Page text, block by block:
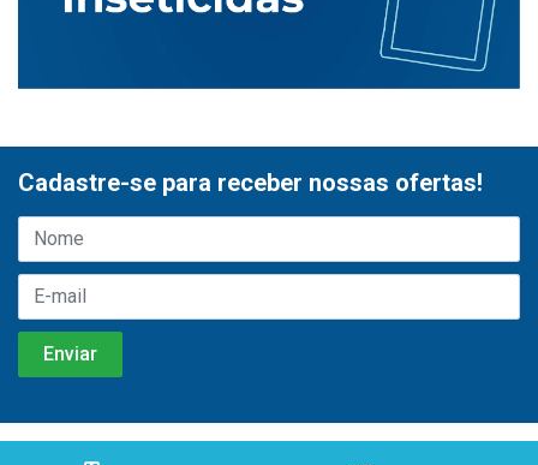
Cadastre-se para receber nossas ofertas!